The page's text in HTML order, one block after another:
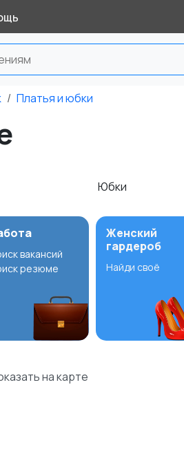
Платья и юбки
Юбки
вакансий
резюме
Женский
гардероб
Найди своё
на карте